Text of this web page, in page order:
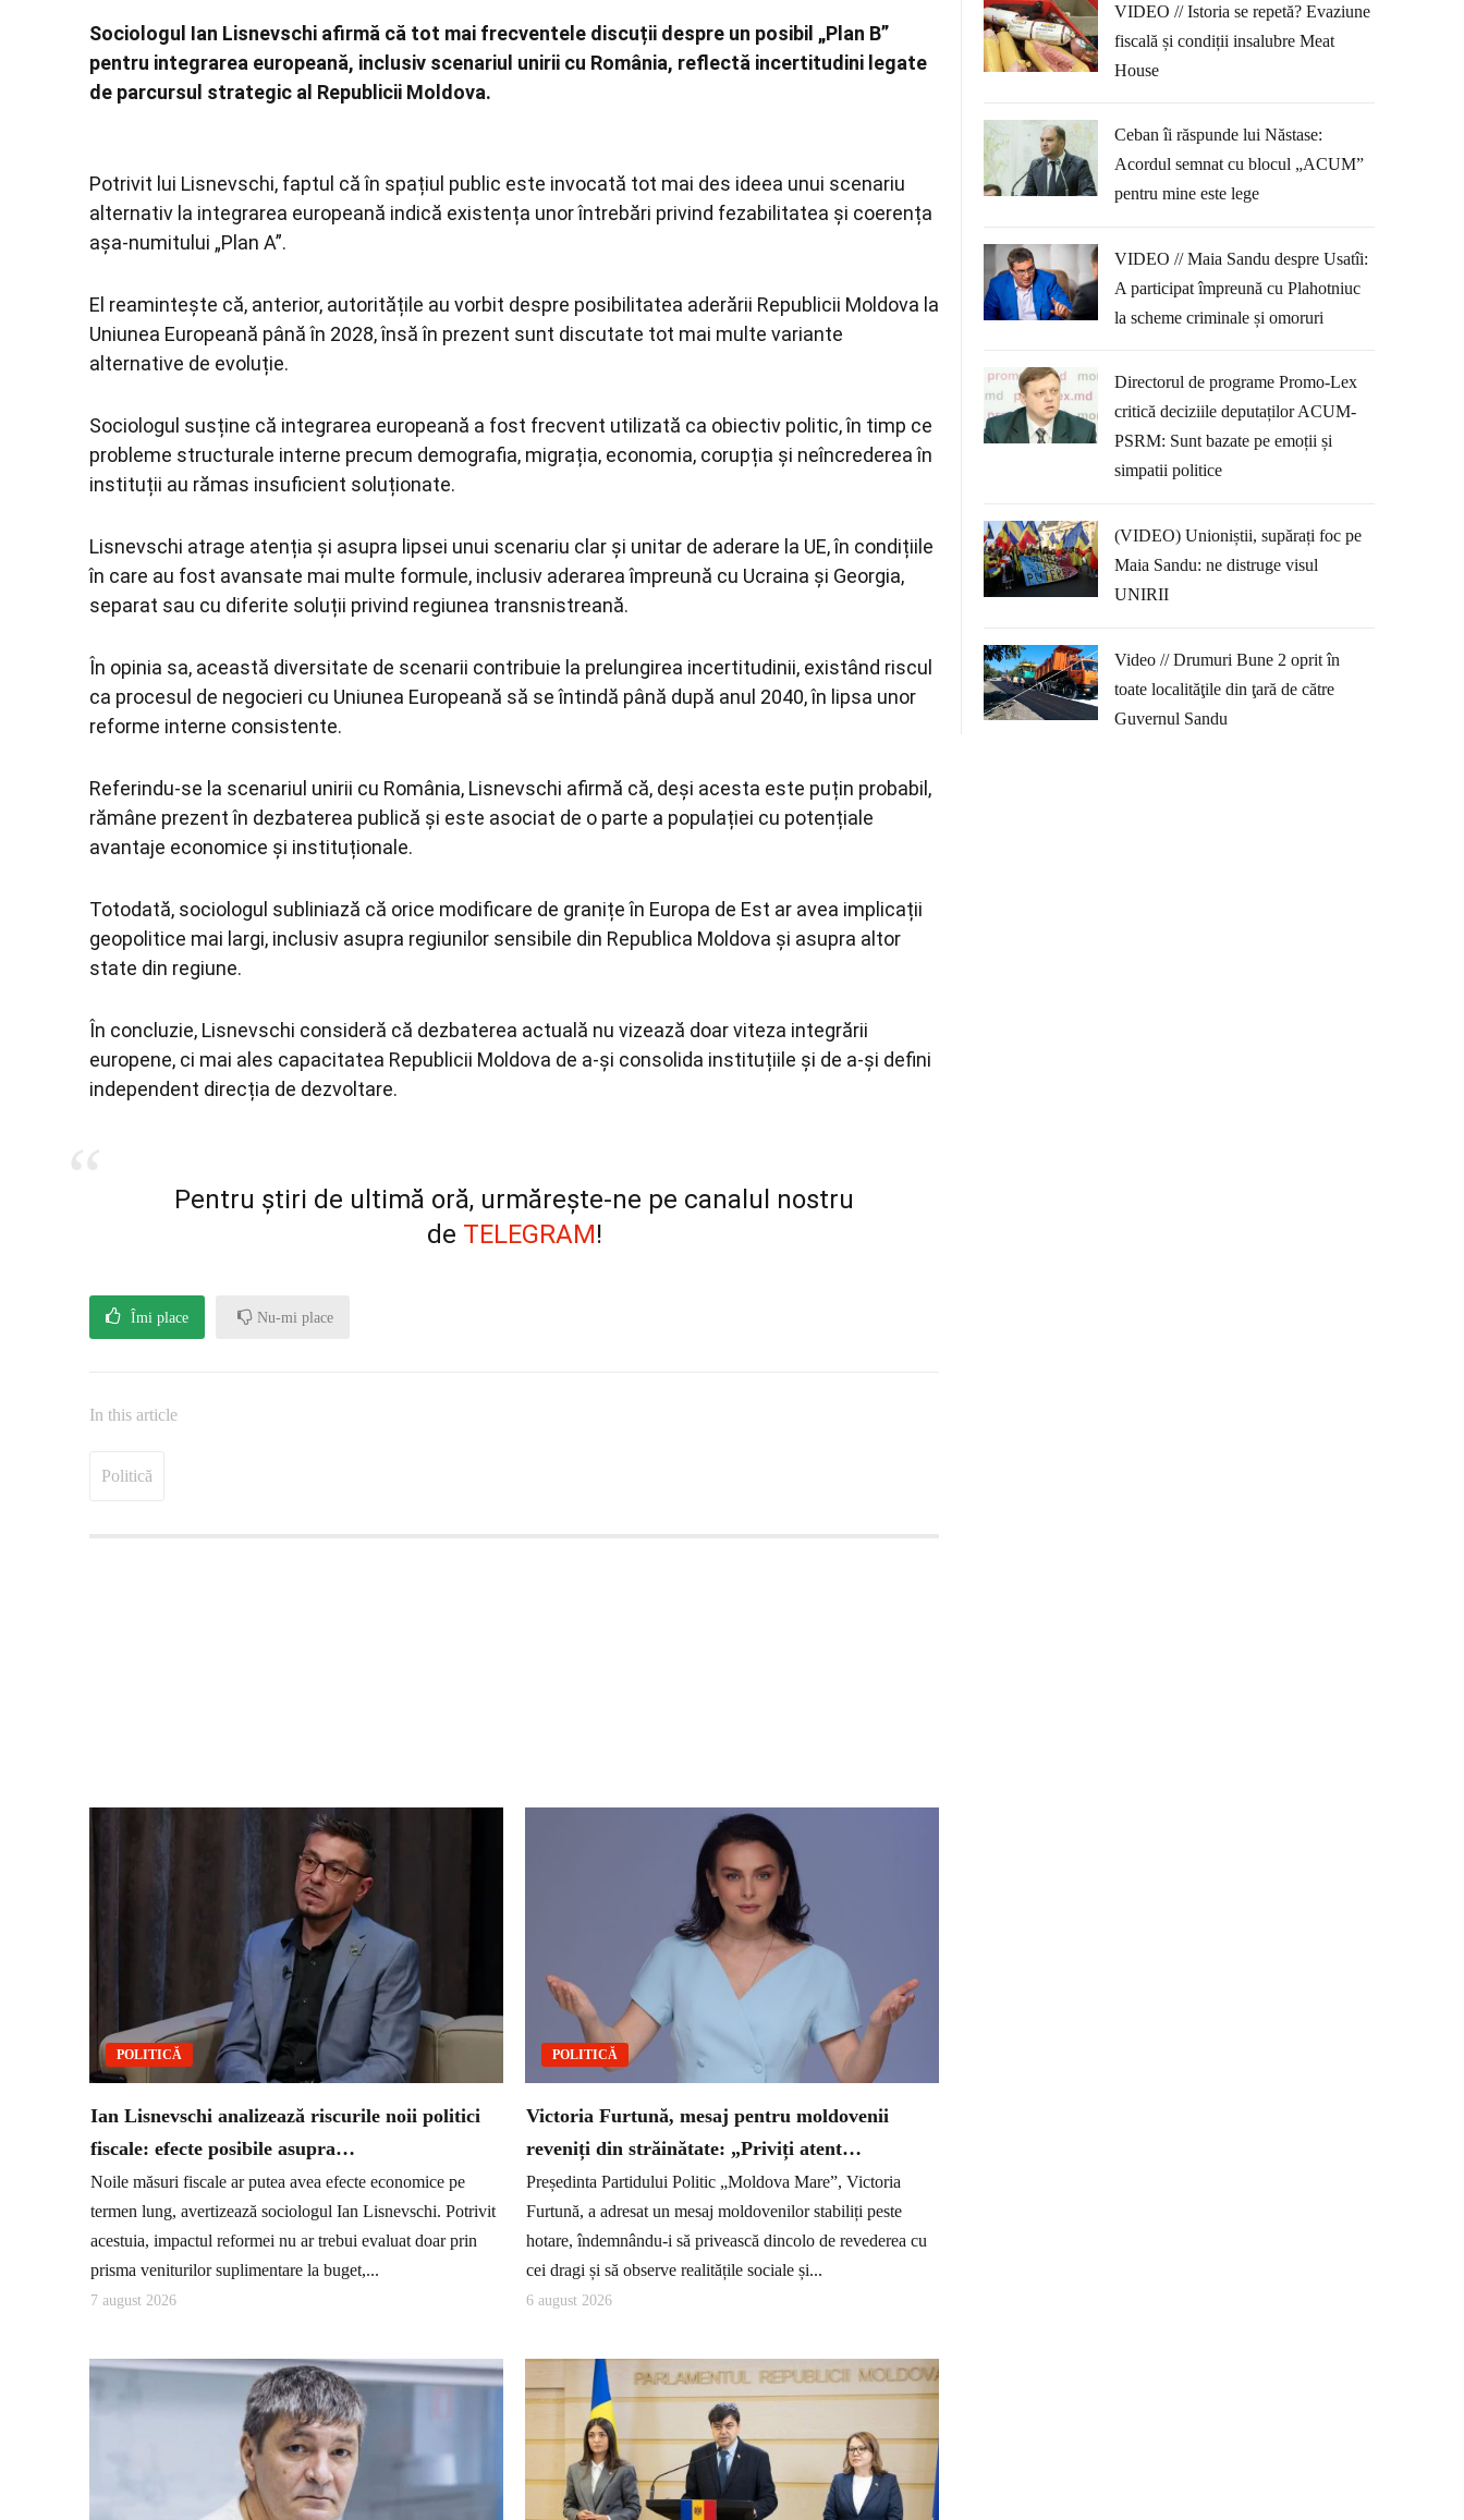
Sociologul Ian Lisnevschi afirmă că tot mai frecventele discuții despre un posibil „Plan B”
pentru integrarea europeană, inclusiv scenariul unirii cu România, reflectă incertitudini legate
de parcursul strategic al Republicii Moldova.
Potrivit lui Lisnevschi, faptul că în spațiul public este invocată tot mai des ideea unui scenariu
alternativ la integrarea europeană indică existența unor întrebări privind fezabilitatea și coerența
așa-numitului „Plan A”.
El reamintește că, anterior, autoritățile au vorbit despre posibilitatea aderării Republicii Moldova la
Uniunea Europeană până în 2028, însă în prezent sunt discutate tot mai multe variante
alternative de evoluție.
Sociologul susține că integrarea europeană a fost frecvent utilizată ca obiectiv politic, în timp ce
probleme structurale interne precum demografia, migrația, economia, corupția și neîncrederea în
instituții au rămas insuficient soluționate.
Lisnevschi atrage atenția și asupra lipsei unui scenariu clar și unitar de aderare la UE, în condițiile
în care au fost avansate mai multe formule, inclusiv aderarea împreună cu Ucraina și Georgia,
separat sau cu diferite soluții privind regiunea transnistreană.
În opinia sa, această diversitate de scenarii contribuie la prelungirea incertitudinii, existând riscul
ca procesul de negocieri cu Uniunea Europeană să se întindă până după anul 2040, în lipsa unor
reforme interne consistente.
Referindu-se la scenariul unirii cu România, Lisnevschi afirmă că, deși acesta este puțin probabil,
rămâne prezent în dezbaterea publică și este asociat de o parte a populației cu potențiale
avantaje economice și instituționale.
Totodată, sociologul subliniază că orice modificare de granițe în Europa de Est ar avea implicații
geopolitice mai largi, inclusiv asupra regiunilor sensibile din Republica Moldova și asupra altor
state din regiune.
În concluzie, Lisnevschi consideră că dezbaterea actuală nu vizează doar viteza integrării
europene, ci mai ales capacitatea Republicii Moldova de a-și consolida instituțiile și de a-și defini
independent direcția de dezvoltare.
Pentru știri de ultimă oră, urmărește-ne pe canalul nostru
de TELEGRAM!
Îmi place Nu-mi place
In this article
Politică
POLITICĂ
Ian Lisnevschi analizează riscurile noii politici
fiscale: efecte posibile asupra…
Noile măsuri fiscale ar putea avea efecte economice pe
termen lung, avertizează sociologul Ian Lisnevschi. Potrivit
acestuia, impactul reformei nu ar trebui evaluat doar prin
prisma veniturilor suplimentare la buget,...
7 august 2026
POLITICĂ
Victoria Furtună, mesaj pentru moldovenii
reveniți din străinătate: „Priviți atent…
Președinta Partidului Politic „Moldova Mare”, Victoria
Furtună, a adresat un mesaj moldovenilor stabiliți peste
hotare, îndemnându-i să privească dincolo de revederea cu
cei dragi și să observe realitățile sociale și...
6 august 2026
VIDEO // Istoria se repetă? Evaziune
fiscală și condiții insalubre Meat
House
Ceban îi răspunde lui Năstase:
Acordul semnat cu blocul „ACUM”
pentru mine este lege
VIDEO // Maia Sandu despre Usatîi:
A participat împreună cu Plahotniuc
la scheme criminale și omoruri
Directorul de programe Promo-Lex
critică deciziile deputaților ACUM-
PSRM: Sunt bazate pe emoții și
simpatii politice
(VIDEO) Unioniștii, supărați foc pe
Maia Sandu: ne distruge visul
UNIRII
Video // Drumuri Bune 2 oprit în
toate localităţile din ţară de către
Guvernul Sandu